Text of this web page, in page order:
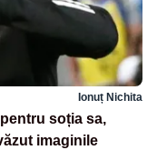
Ionuț Nichita
soția sa,
imaginile